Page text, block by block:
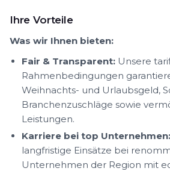
Ihre Vorteile
Was wir Ihnen bieten:
Fair & Transparent: Unsere
Rahmenbedingungen
Weihnachts- und Urlaubsgeld,
Branchenzuschläge sowie
Leistungen.
Karriere bei top Unternehmen:
langfristige Einsätze bei
Unternehmen der Region mit